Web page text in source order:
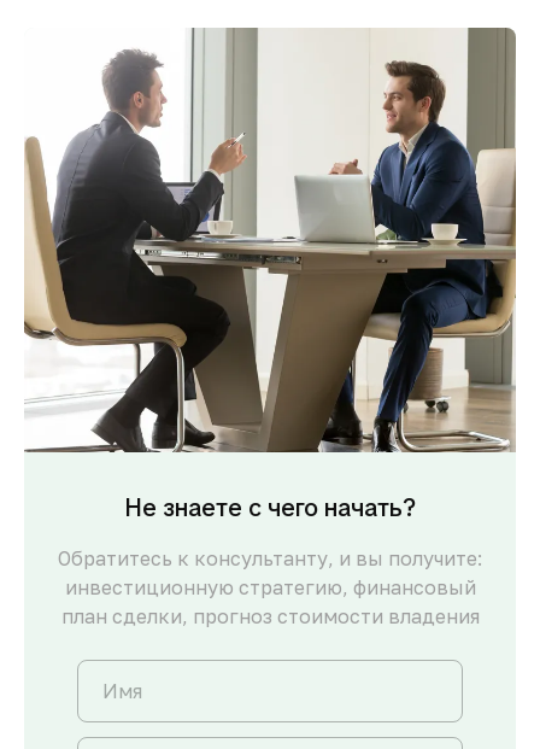
Не знаете с чего начать?
Обратитесь к консультанту, и вы получите:
инвестиционную стратегию, финансовый
план сделки, прогноз стоимости владения